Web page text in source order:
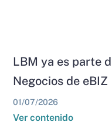
LBM ya es parte
Negocios de eBIZ
01/07/2026
Ver contenido